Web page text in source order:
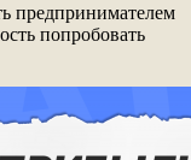
предпринимателем
попробовать